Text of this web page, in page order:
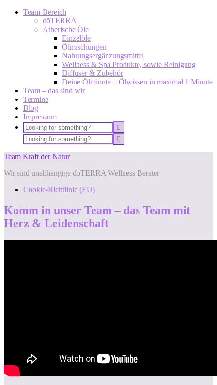
Team-Bereich
dōTERRA
Ätherische Öle
Einzelöle
Ölmischungen
Nahrungsergänzungsmittel
Wellness & Spa Produkte, sowie Reinigung
Diffuser & Zubehör
Deine Ölminute – Ölwissen in maximal 1 Minute
Team – das sind wir
Termine
Blog
Impressum
Team Kraft der Natur
Wir sind unabhängige doTERRA Wellness Berater
Cookie-Richtlinie (EU)
Komm in unser Team – das Team mit
Herz & Leidenschaft